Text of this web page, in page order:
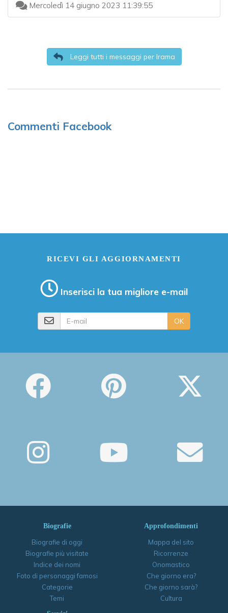
Mercoledì 14 giugno 2023 11:39:55
Leggi tutti i messaggi per Irama
Commenti Facebook
RICEVI GLI AGGIORNAMENTI
Inserisci la tua migliore e-mail
OK
Biografie
Biografie di oggi
Biografie più visitate
Indice dei nomi
Foto di personaggi famosi
Categorie
Temi
Approfondimenti
Mappa del sito
Ricorrenze
Onomastico
Che giorno era?
Che giorno sarà?
Cultura